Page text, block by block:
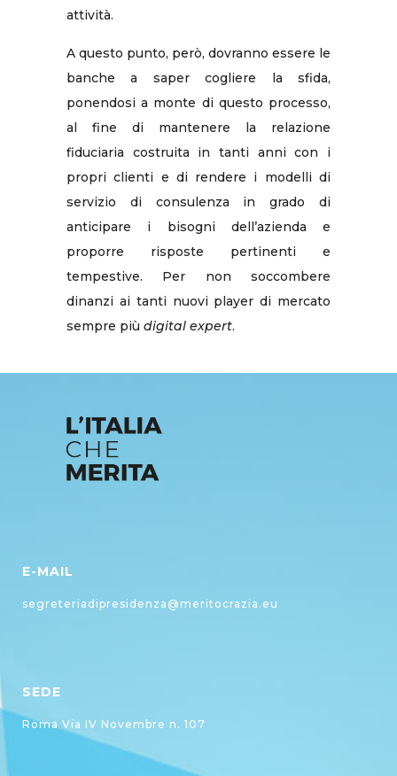
attività.
A questo punto, però, dovranno essere le
banche a saper cogliere la sfida,
ponendosi a monte di questo processo,
al fine di mantenere la relazione
fiduciaria costruita in tanti anni con i
propri clienti e di rendere i modelli di
servizio di consulenza in grado di
anticipare i bisogni dell’azienda e
proporre risposte pertinenti e
tempestive. Per non soccombere
dinanzi ai tanti nuovi player di mercato
sempre più digital expert.
E-MAIL
segreteriadipresidenza@meritocrazia.eu
SEDE
Roma Via IV Novembre n. 107